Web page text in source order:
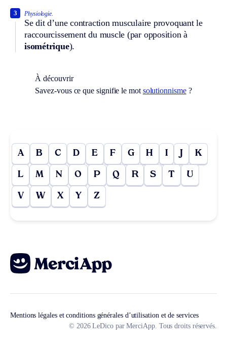
Physiologie.
Se dit d’une contraction musculaire provoquant le
raccourcissement du muscle (par opposition à
isométrique).
3
À découvrir
Savez-vous ce que signifie le mot solutionnisme?
A B C D E F G H I J K
L M N O P Q R S T U
V W X Y Z
Mentions légales et conditions générales d’utilisation et de services
© 2026 LeDico par MerciApp. Tous droits réservés.